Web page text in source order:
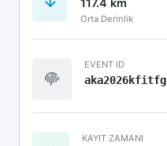
Orta Derinlik
EVENT ID
aka2026kfitfg
KAYIT ZAMANI